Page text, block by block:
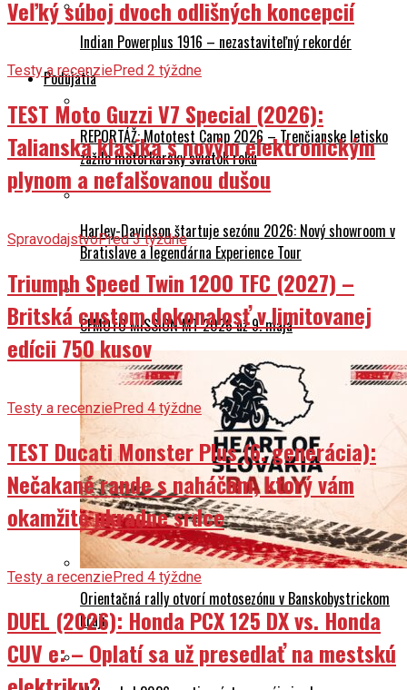
Indian Powerplus 1916 – nezastaviteľný rekordér
Podujatia
REPORTÁŽ: Mototest Camp 2026 – Trenčianske letisko
zažilo motorkársky sviatok roku
Harley-Davidson štartuje sezónu 2026: Nový showroom v
Bratislave a legendárna Experience Tour
CFMOTO MISSION MT 2026 už 9. mája
Orientačná rally otvorí motosezónu v Banskobystrickom
kraji
Veľký súboj dvoch odlišných koncepcií
Testy a recenziePred 2 týždne
TEST Moto Guzzi V7 Special (2026):
Talianska klasika s novým elektronickým
plynom a nefalšovanou dušou
SpravodajstvoPred 3 týždne
Triumph Speed Twin 1200 TFC (2027) –
Britská custom dokonalosť v limitovanej
edícii 750 kusov
Testy a recenziePred 4 týždne
TEST Ducati Monster Plus (6. generácia):
Nečakané rande s naháčom, ktorý vám
okamžite ukradne srdce
Testy a recenziePred 4 týždne
DUEL (2026): Honda PCX 125 DX vs. Honda
CUV e: – Oplatí sa už presedlať na mestskú